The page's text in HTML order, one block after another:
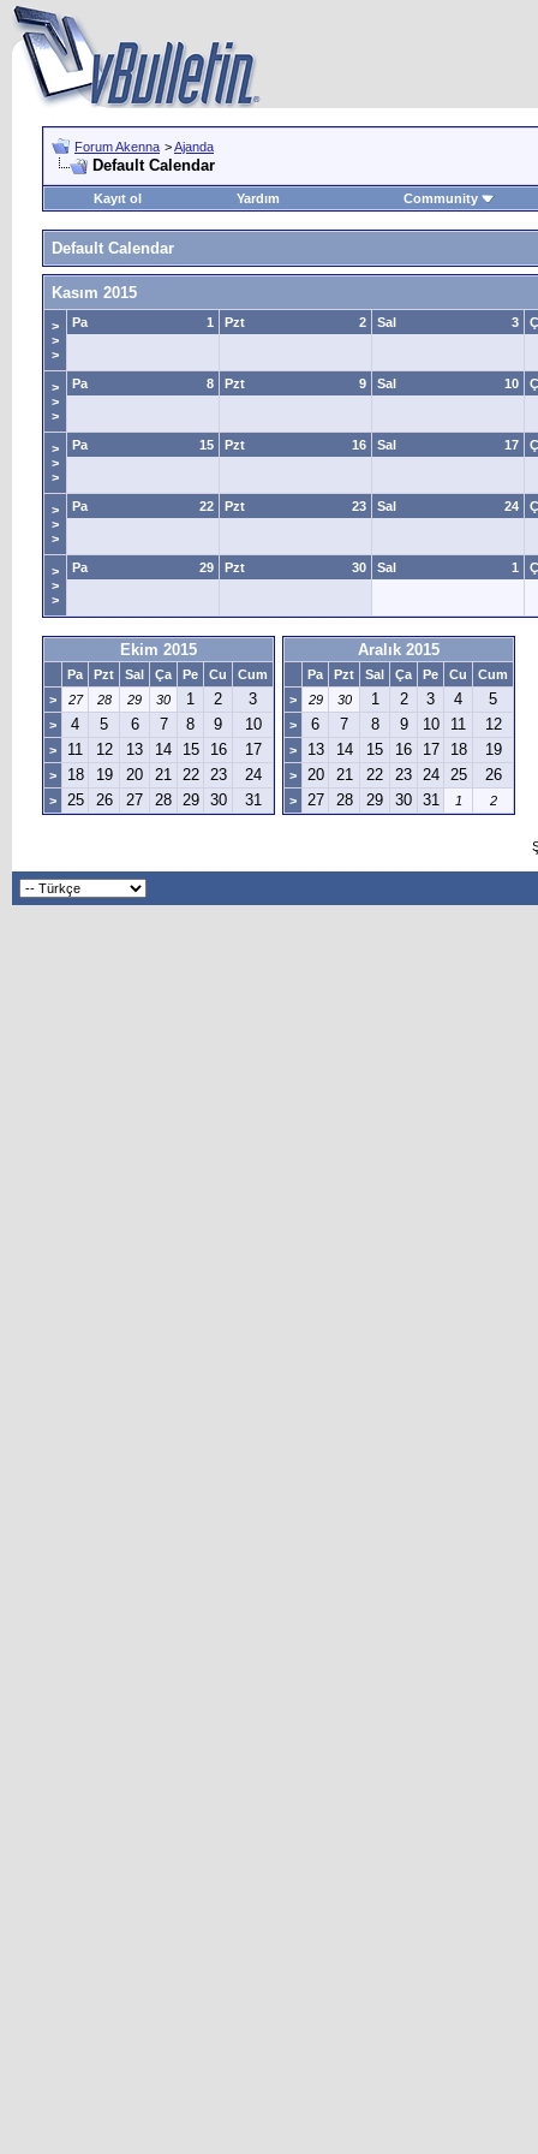
Forum Akenna >Ajanda
Default Calendar
Kayıt ol Yardım Community
Default Calendar
Kasım 2015
>
>
>
1
Pa 2
Pzt 3
Sal
>
>
>
8
Pa 9
Pzt 10
Sal
>
>
>
15
Pa 16
Pzt 17
Sal
>
>
>
22
Pa 23
Pzt 24
Sal
>
>
>
29
Pa 30
Pzt 1
Sal
Ekim 2015
Pa Pzt Sal Ça Pe Cu
Cum
>
27 28 29 30 1 2 3
> 4 5 6 7 8 9 10
> 11 12 13 14 15 16 17
> 18 19 20 21 22 23 24
> 25 26 27 28 29 30 31
Aralık 2015
Pa Pzt Sal Ça Pe Cu
Cum
>
29 30 1 2 3 4 5
> 6 7 8 9 10 11 12
> 13 14 15 16 17 18 19
> 20 21 22 23 24 25 26
> 27 28 29 30 31 1 2